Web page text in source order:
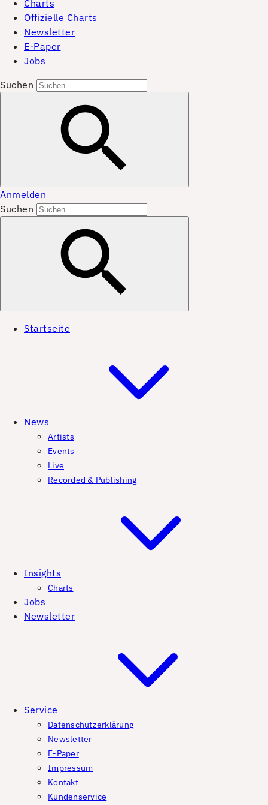
Charts
Offizielle Charts
Newsletter
E-Paper
Jobs
Suchen
Anmelden
Suchen
Startseite
News
Artists
Events
Live
Recorded & Publishing
Insights
Charts
Jobs
Newsletter
Service
Datenschutzerklärung
Newsletter
E-Paper
Impressum
Kontakt
Kundenservice